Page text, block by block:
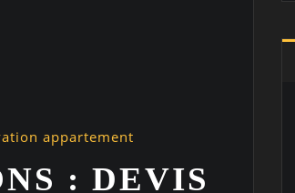
appartement
: DEVIS